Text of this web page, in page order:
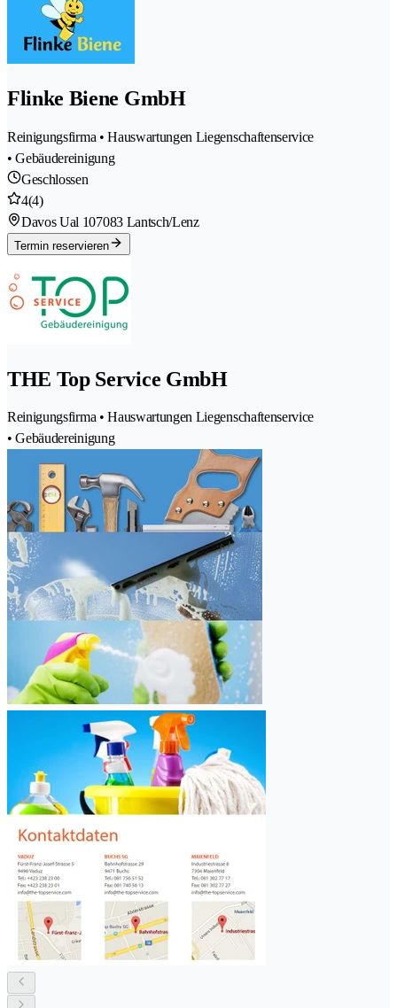
Flinke Biene GmbH
Reinigungsfirma • Hauswartungen Liegenschaftenservice
• Gebäudereinigung
Geschlossen
4(4)
Davos Ual 107083 Lantsch/Lenz
Termin reservieren
THE Top Service GmbH
Reinigungsfirma • Hauswartungen Liegenschaftenservice
• Gebäudereinigung